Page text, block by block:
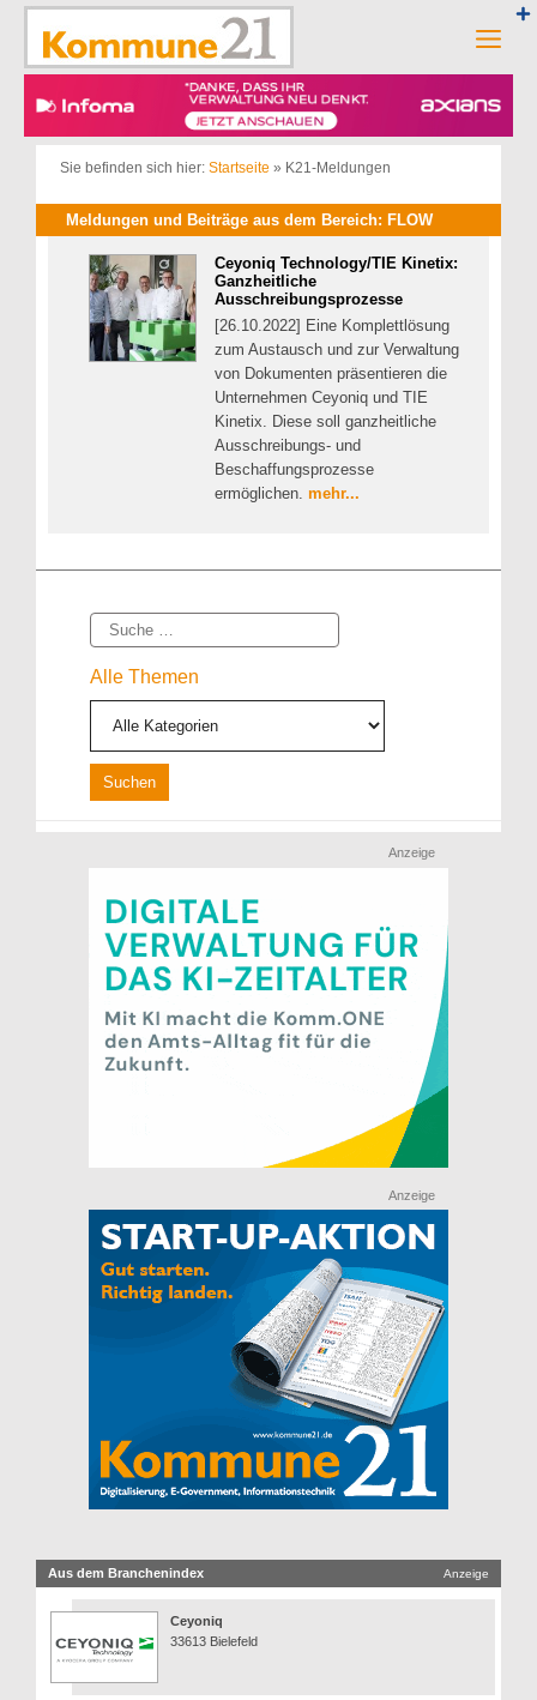
Zum
springen
Sie befinden sich hier: Startseite » K21-Meldungen
Meldungen und Beiträge aus dem Bereich: FLOW
Ceyoniq Technology/TIE Kinetix:
Ganzheitliche
Ausschreibungsprozesse
[26.10.2022] Eine Komplettlösung
zum Austausch und zur Verwaltung
von Dokumenten präsentieren die
Unternehmen Ceyoniq und TIE
Kinetix. Diese soll ganzheitliche
Ausschreibungs- und
Beschaffungsprozesse
ermöglichen. mehr...
Suche
Alle Themen
Anzeige
Anzeige
Aus dem Branchenindex Anzeige
Ceyoniq
33613 Bielefeld